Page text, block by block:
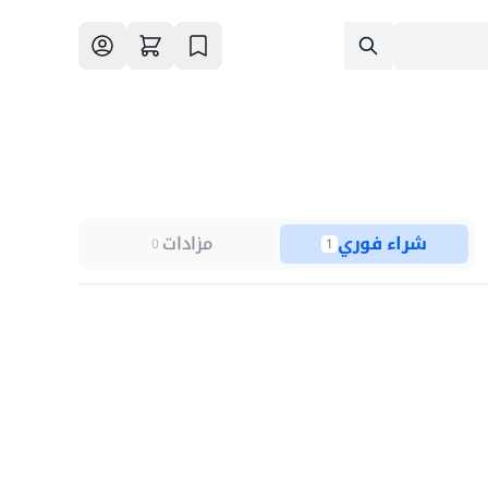
شراء فوري 1 مزادات 0